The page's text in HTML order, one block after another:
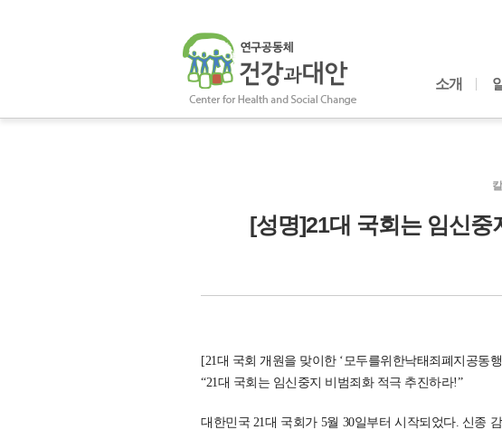
소개
[성명]21대 국회는 임신
[21대 국회 개원을 맞이한 ‘모두를위한낙태죄폐지공동
“21대 국회는 임신중지 비범죄화 적극 추진하라!”
대한민국 21대 국회가 5월 30일부터 시작되었다. 신종